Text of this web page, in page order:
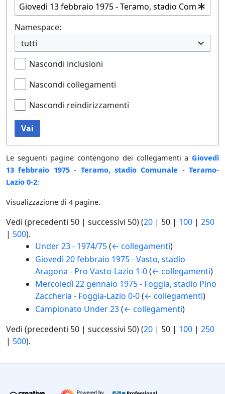
Namespace:
tutti
Nascondi inclusioni
Nascondi collegamenti
Nascondi reindirizzamenti
Vai
Le seguenti pagine contengono dei collegamenti a Giovedì
13 febbraio 1975 - Teramo, stadio Comunale - Teramo-
Lazio 0-2:
Visualizzazione di 4 pagine.
Vedi (precedenti 50 | successivi 50) (20 | 50 | 100 | 250
| 500).
Under 23 - 1974/75 (← collegamenti)
Giovedì 20 febbraio 1975 - Vasto, stadio
Aragona - Pro Vasto-Lazio 1-0 (← collegamenti)
Mercoledì 22 gennaio 1975 - Foggia, stadio Pino
Zaccheria - Foggia-Lazio 0-0 (← collegamenti)
Campionato Under 23 (← collegamenti)
Vedi (precedenti 50 | successivi 50) (20 | 50 | 100 | 250
| 500).